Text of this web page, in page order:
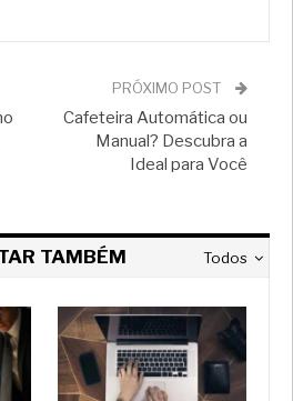
PRÓXIMO POST
Cafeteira Automática ou
Manual? Descubra a
Ideal para Você
Todos
TAMBÉM